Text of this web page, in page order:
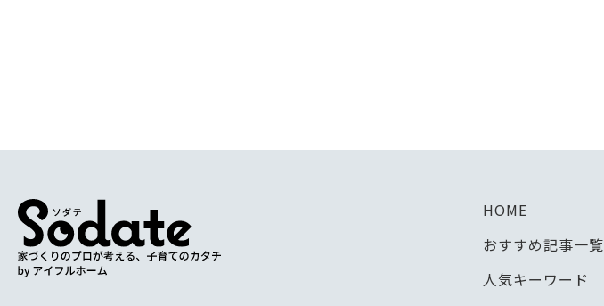
HOME
おすすめ記事一覧
人気キーワード